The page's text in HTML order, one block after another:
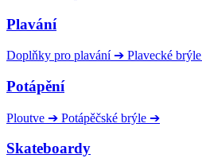
Plavání
Doplňky pro plavání ➔ Plavecké brýle
Potápění
Ploutve ➔ Potápěčské brýle ➔
Skateboardy